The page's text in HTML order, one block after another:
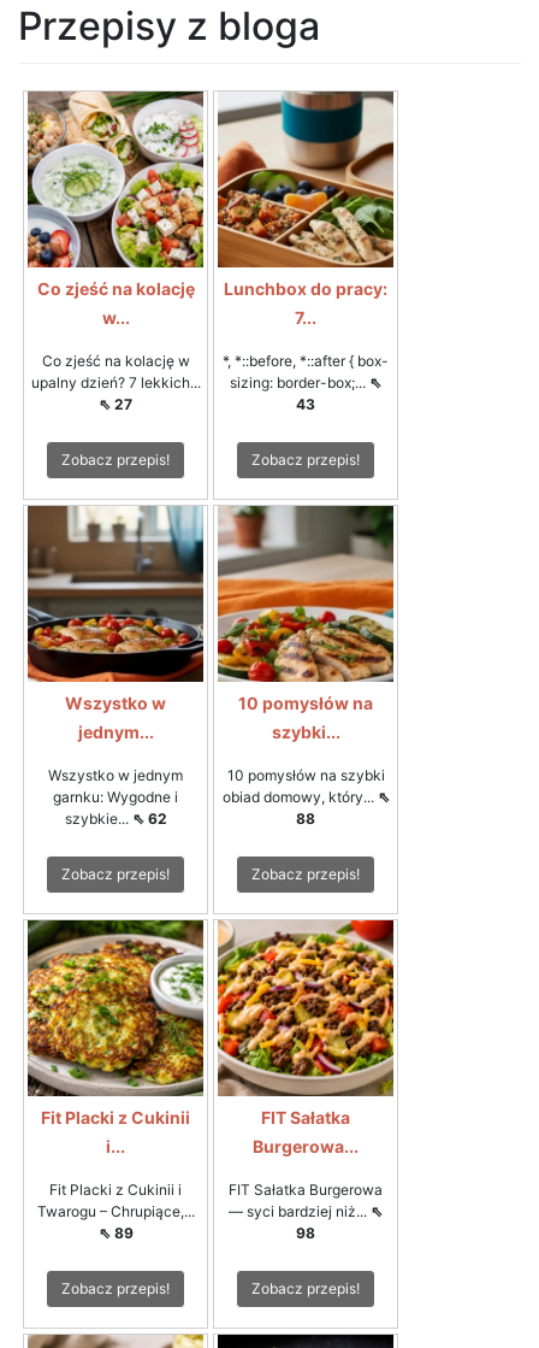
Przepisy z bloga
Co zjeść na kolację
w...
Co zjeść na kolację w
upalny dzień? 7 lekkich...
⇖ 27
Zobacz przepis!
Lunchbox do pracy:
7...
*, *::before, *::after { box-
sizing: border-box;... ⇖
43
Zobacz przepis!
Wszystko w
jednym...
Wszystko w jednym
garnku: Wygodne i
szybkie... ⇖ 62
Zobacz przepis!
10 pomysłów na
szybki...
10 pomysłów na szybki
obiad domowy, który... ⇖
88
Zobacz przepis!
Fit Placki z Cukinii
i...
Fit Placki z Cukinii i
Twarogu – Chrupiące,...
⇖ 89
Zobacz przepis!
FIT Sałatka
Burgerowa...
FIT Sałatka Burgerowa
— syci bardziej niż... ⇖
98
Zobacz przepis!